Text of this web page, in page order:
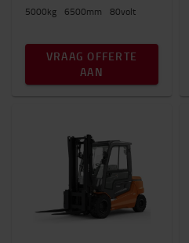
5000kg 6500mm 80volt
VRAAG OFFERTE
AAN